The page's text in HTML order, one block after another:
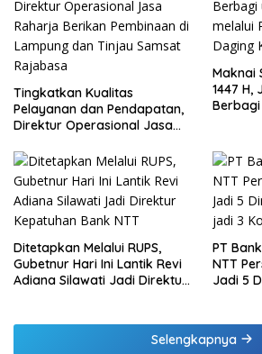
Tingkatkan Kualitas
Pelayanan dan Pendapatan,
Direktur Operasional Jasa
di Lampung dan Tinjau
Samsat Rajabasa
Maknai
1447 H,
Berbagi untuk
Ditetapkan Melalui RUPS,
Gubetnur Hari Ini Lantik Revi
Adiana Silawati Jadi Direktur
PT
NTT
Jadi 5
Selengkapnya